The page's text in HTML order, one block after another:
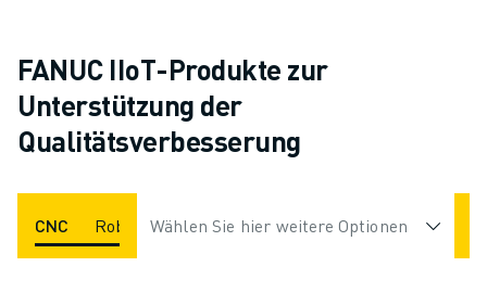
LEBENSMITTEL UND GETRÄNKE
KUNSTSTOFFE
LAGERHALTUNG, LOGISTIK, POST & PAKET
5-ACHS-BEARBEITUNG
LICHTBOGENSCHWEISSEN
FANUC IIoT-Produkte zur
Unterstützung der
Qualitätsverbesserung
CNC Roboter ROBODRILL ROBOSHOT
Wählen Sie hier weitere Optionen